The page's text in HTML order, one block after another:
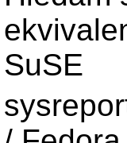
SuSE